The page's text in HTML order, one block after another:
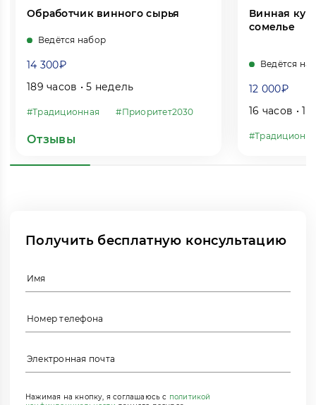
Обработчик винного сырья
Ведётся набор
14 300₽
189 часов • 5 недель
#Традиционная #Приоритет2030
Отзывы
Винная
сомелье
Ведётся
12 000₽
16 часов • 1
Получить бесплатную консультацию
Нажимая на кнопку, я соглашаюсь с политикой